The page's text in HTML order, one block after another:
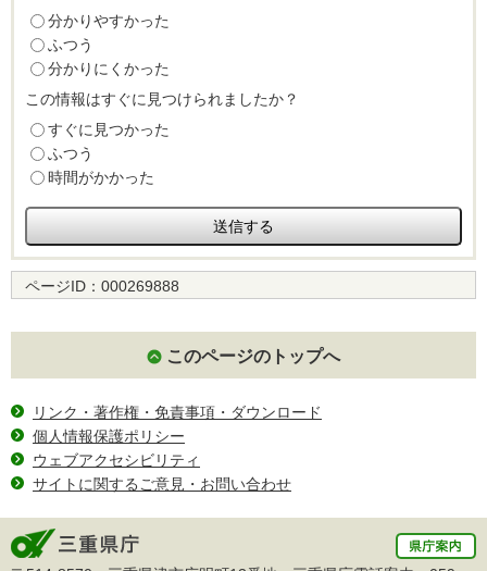
分かりやすかった
ふつう
分かりにくかった
この情報はすぐに見つけられましたか？
すぐに見つかった
ふつう
時間がかかった
ページID： 000269888
このページのトップへ
リンク・著作権・免責事項・ダウンロード
個人情報保護ポリシー
ウェブアクセシビリティ
サイトに関するご意見・お問い合わせ